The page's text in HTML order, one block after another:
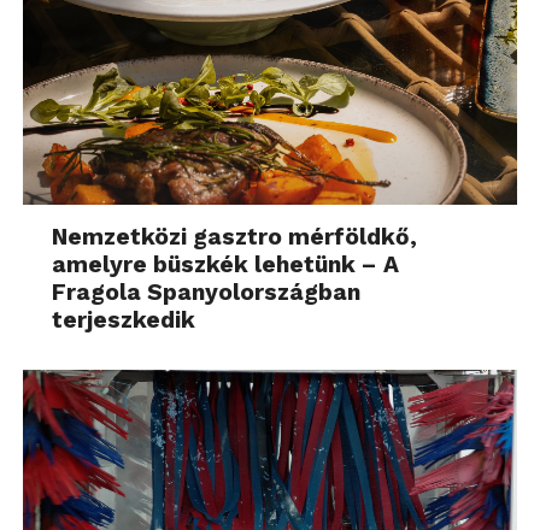
Nemzetközi gasztro mérföldkő,
amelyre büszkék lehetünk – A
Fragola Spanyolországban
terjeszkedik